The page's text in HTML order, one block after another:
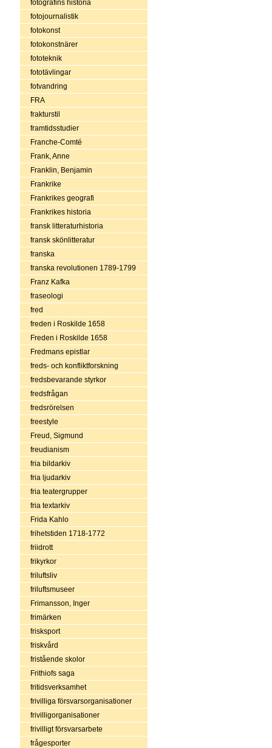
fotografins historia
fotojournalistik
fotokonst
fotokonstnärer
fototeknik
fototävlingar
fotvandring
FRA
frakturstil
framtidsstudier
Franche-Comté
Frank, Anne
Franklin, Benjamin
Frankrike
Frankrikes geografi
Frankrikes historia
fransk litteraturhistoria
fransk skönlitteratur
franska
franska revolutionen 1789-1799
Franz Kafka
fraseologi
fred
freden i Roskilde 1658
Freden i Roskilde 1658
Fredmans epistlar
freds- och konfliktforskning
fredsbevarande styrkor
fredsfrågan
fredsrörelsen
freestyle
Freud, Sigmund
freudianism
fria bildarkiv
fria ljudarkiv
fria teatergrupper
fria textarkiv
Frida Kahlo
frihetstiden 1718-1772
friidrott
frikyrkor
friluftsliv
friluftsmuseer
Frimansson, Inger
frimärken
frisksport
friskvård
fristående skolor
Frithiofs saga
fritidsverksamhet
frivilliga försvarsorganisationer
frivilligorganisationer
frivilligt försvarsarbete
frågesporter